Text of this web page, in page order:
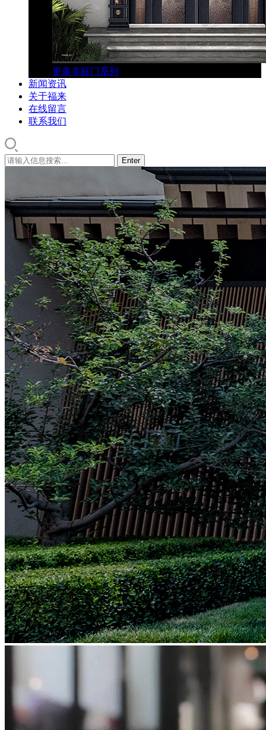
更多非标门系列
新闻资讯
关于福来
在线留言
联系我们